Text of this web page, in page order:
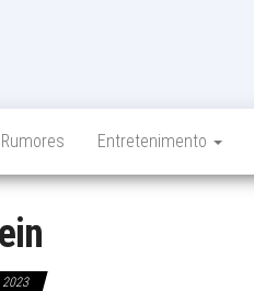
Rumores Entretenimento
2023